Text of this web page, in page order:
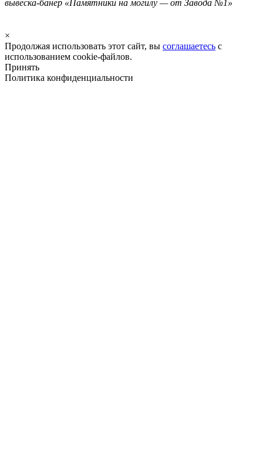
вывеска-банер «Памятники на могилу — от Завода №1»
×
Продолжая использовать этот сайт, вы соглашаетесь с
использованием cookie-файлов.
Принять
Политика конфиденциальности